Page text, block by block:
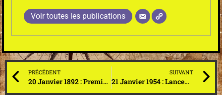
Voir toutes les publications
PRÉCÉDENT
20 Janvier 1892 : Premier match de basket-ball, d’après une idée du professeur James Naismith. Victoire des Memphis Grizzlies
SUIVANT
21 Janvier 1954 : Lancement du premier sous-marin nucléaire, l’USS Nautilus, baptisé ainsi en hommage à Jules Verne